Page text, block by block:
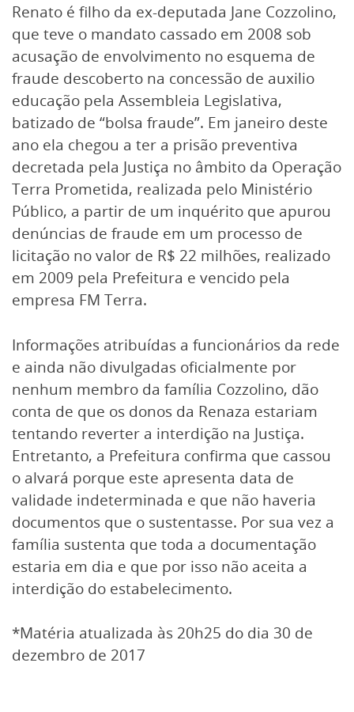
Renato é filho da ex-deputada Jane Cozzolino,
que teve o mandato cassado em 2008 sob
acusação de envolvimento no esquema de
fraude descoberto na concessão de auxilio
educação pela Assembleia Legislativa,
batizado de “bolsa fraude”. Em janeiro deste
ano ela chegou a ter a prisão preventiva
decretada pela Justiça no âmbito da Operação
Terra Prometida, realizada pelo Ministério
Público, a partir de um inquérito que apurou
denúncias de fraude em um processo de
licitação no valor de R$ 22 milhões, realizado
em 2009 pela Prefeitura e vencido pela
empresa FM Terra.
Informações atribuídas a funcionários da rede
e ainda não divulgadas oficialmente por
nenhum membro da família Cozzolino, dão
conta de que os donos da Renaza estariam
tentando reverter a interdição na Justiça.
Entretanto, a Prefeitura confirma que cassou
o alvará porque este apresenta data de
validade indeterminada e que não haveria
documentos que o sustentasse. Por sua vez a
família sustenta que toda a documentação
estaria em dia e que por isso não aceita a
interdição do estabelecimento.
*Matéria atualizada às 20h25 do dia 30 de
dezembro de 2017